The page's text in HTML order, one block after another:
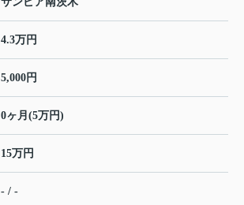
4.3万円
5,000円
0ヶ月(5万円)
15万円
- / -